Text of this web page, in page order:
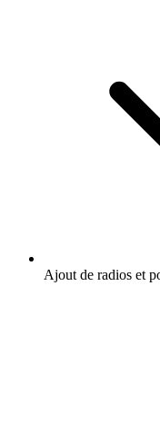
Ajout de radios et